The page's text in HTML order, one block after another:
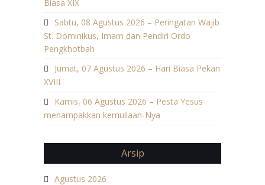
Biasa XIX
Sabtu, 08 Agustus 2026 – Peringatan Wajib
St. Dominikus, Imam dan Pendiri Ordo
Pengkhotbah
Jumat, 07 Agustus 2026 – Hari Biasa Pekan
XVIII
Kamis, 06 Agustus 2026 – Pesta Yesus
menampakkan kemuliaan-Nya
Arsip
Agustus 2026